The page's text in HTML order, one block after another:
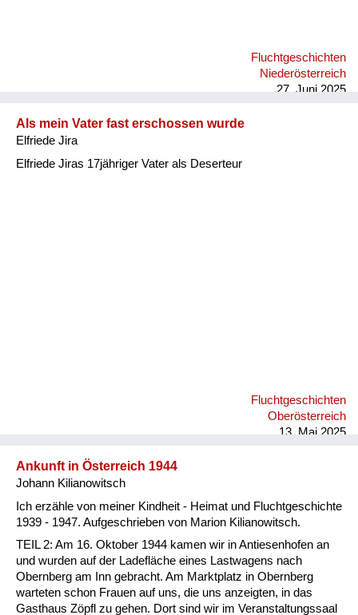
Wiederaufbau und
Wohnen
gestorben. Meine Mutter hat ihm damals alle Kopfpolster
mitgegeben, die sind dann beim Hinauswandern im Juni in
Fluchtgeschichten
Niederösterreich
27. Juni 2025
Als mein Vater fast erschossen wurde
Elfriede Jira
Elfriede Jiras 17jähriger Vater als Deserteur
Fluchtgeschichten
Oberösterreich
13. Mai 2025
Ankunft in Österreich 1944
Johann Kilianowitsch
Ich erzähle von meiner Kindheit - Heimat und Fluchtgeschichte
1939 - 1947. Aufgeschrieben von Marion Kilianowitsch.
TEIL 2: Am 16. Oktober 1944 kamen wir in Antiesenhofen an
und wurden auf der Ladefläche eines Lastwagens nach
Obernberg am Inn gebracht. Am Marktplatz in Obernberg
warteten schon Frauen auf uns, die uns anzeigten, in das
Gasthaus Zöpfl zu gehen. Dort sind wir im Veranstaltungssaal